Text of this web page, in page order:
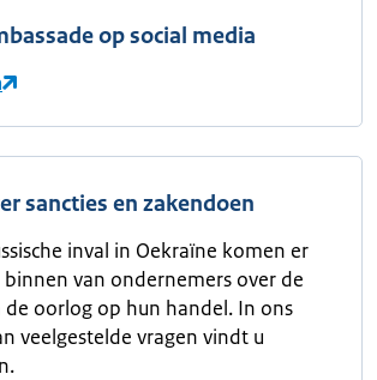
op social media
sancties en zakendoen
inval in Oekraïne komen er
binnen van ondernemers over de
de oorlog op hun handel. In ons
veelgestelde vragen vindt u